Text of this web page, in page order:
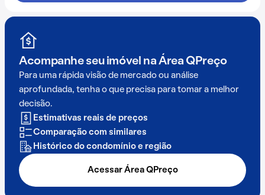
Acompanhe seu imóvel na Área QPreço
Para uma rápida visão de mercado ou análise
aprofundada, tenha o que precisa para tomar a melhor
decisão.
Estimativas reais de preços
Comparação com similares
Histórico do condomínio e região
Acessar Área QPreço